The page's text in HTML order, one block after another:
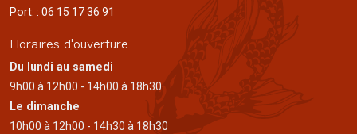
Port. : 06 15 17 36 91
Horaires d'ouverture
Du lundi au samedi
9h00 à 12h00 - 14h00 à 18h30
Le dimanche
10h00 à 12h00 - 14h30 à 18h30